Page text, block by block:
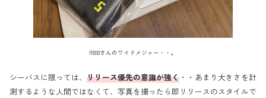
RBBさんのワイドメジャー・・。
シーバスに限っては、 リリース優先の意識が強く ・・あまり大きさを計
測するような人間ではなくて、写真を撮ったら即リリースのスタイルで